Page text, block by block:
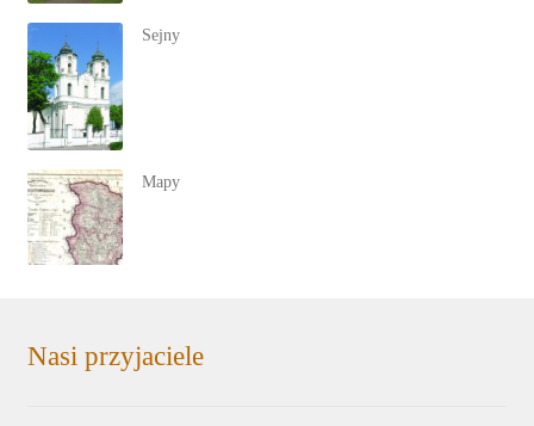
Sejny
Mapy
Nasi przyjaciele